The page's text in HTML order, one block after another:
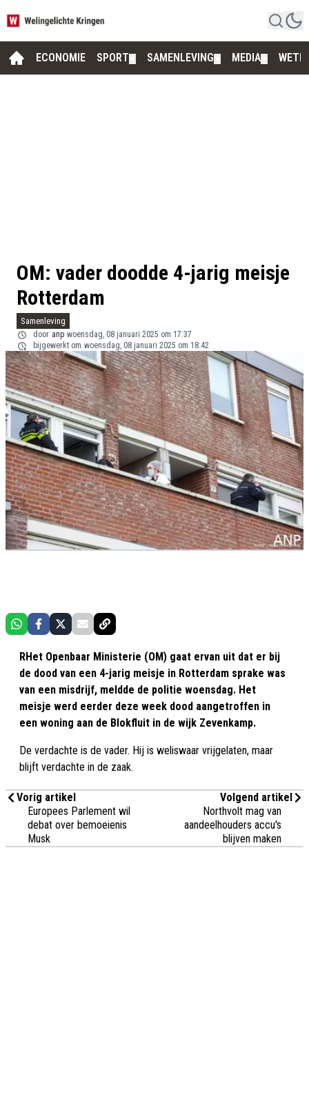
ECONOMIE SPORT SAMENLEVING MEDIA
OM: vader doodde 4-jarig meisje
Rotterdam
Samenleving
door anp woensdag, 08 januari 2025 om 17:37
bijgewerkt om woensdag, 08 januari 2025 om 18:42
RHet Openbaar Ministerie (OM) gaat ervan uit dat er bij
de dood van een 4-jarig meisje in Rotterdam sprake was
van een misdrijf, meldde de politie woensdag. Het
meisje werd eerder deze week dood aangetroffen in
een woning aan de Blokfluit in de wijk Zevenkamp.
De verdachte is de vader. Hij is weliswaar vrijgelaten, maar
blijft verdachte in de zaak.
Vorig artikel
Europees Parlement wil
debat over bemoeienis
Musk
Volgend artikel
Northvolt mag van
aandeelhouders accu's
blijven maken